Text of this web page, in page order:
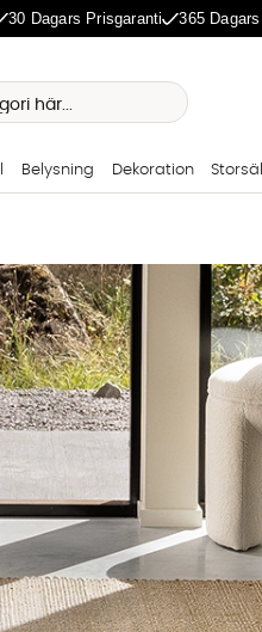
30 Dagars Prisgaranti 365
Belysning Dekoration